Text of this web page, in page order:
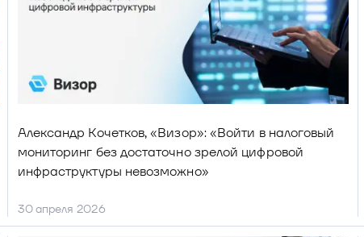
Александр Кочетков, «Визор»: «Войти в налоговый
мониторинг без достаточно зрелой цифровой
инфраструктуры невозможно»
30 апреля 2026